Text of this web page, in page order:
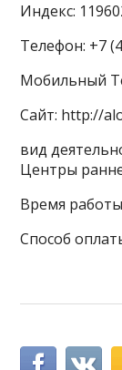
Индекс:
Телефон: +7
Мобильный
Сайт: http://
вид
Центры
Время
Способ